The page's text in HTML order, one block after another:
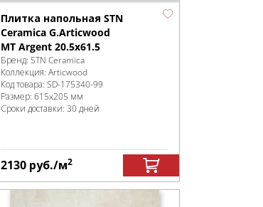
Плитка напольная STN
Ceramica G.Articwood
MT Argent 20.5x61.5
Бренд: STN Ceramica
Коллекция: Articwood
Код товара: SD-175340-99
Размер: 615x205 мм
Сроки доставки: 30 дней
2130 руб./м2